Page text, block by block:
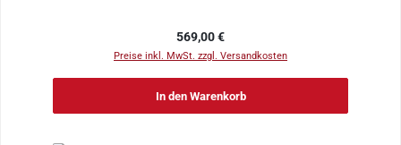
Regulärer Preis:
569,00 €
Preise inkl. MwSt. zzgl. Versandkosten
In den Warenkorb